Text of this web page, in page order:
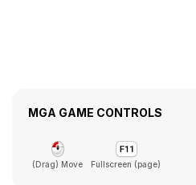
MGA GAME CONTROLS
(Drag) Move Fullscreen (page)